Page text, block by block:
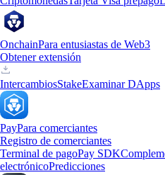
OnchainPara entusiastas de Web3
Obtener extensión
IntercambiosStakeExaminar DApps
PayPara comerciantes
Registro de comerciantes
Terminal de pagoPay SDK
electrónicoPredicciones